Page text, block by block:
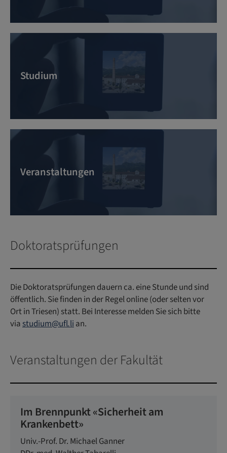
Studium
Veranstaltungen
Doktoratsprüfungen
Die Doktoratsprüfungen dauern ca. eine Stunde und sind
öffentlich. Sie finden in der Regel online (oder selten vor
Ort in Triesen) statt. Bei Interesse melden Sie sich bitte
viastudium@ufl.lian.
Veranstaltungen der Fakultät
Im Brennpunkt «Sicherheit am
Krankenbett»
Univ.-Prof. Dr. Michael Ganner